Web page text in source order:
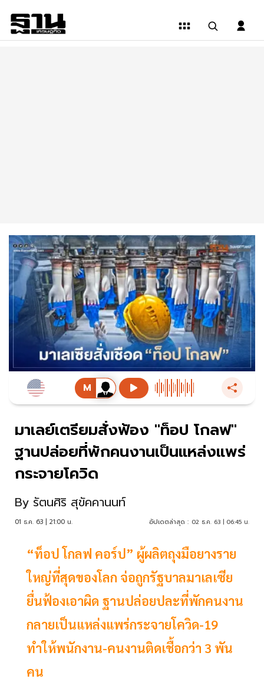
มาเลย์เตรียมสั่งฟ้อง "ท็อป โกลฟ"
ฐานปล่อยที่พักคนงานเป็นแหล่งแพร่
กระจายโควิด
By รัตนศิริ สุขัคคานนท์
01 ธ.ค. 63 | 21:00 น. อัปเดตล่าสุด : 02 ธ.ค. 63 | 06:45 น.
“ท็อป โกลฟ คอร์ป” ผู้ผลิตถุงมือยางราย
ใหญ่ที่สุดของโลก จ่อถูกรัฐบาลมาเลเซีย
ยื่นฟ้องเอาผิด ฐานปล่อยปละที่พักคนงาน
กลายเป็นแหล่งแพร่กระจายโควิด-19
ทำให้พนักงาน-คนงานติดเชื้อกว่า 3 พัน
คน